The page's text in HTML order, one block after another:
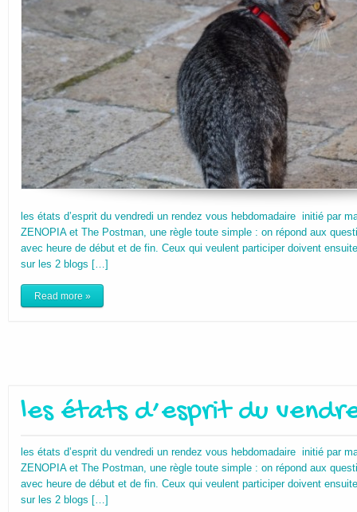
les états d’esprit du vendredi un rendez vous hebdomadaire initié par
ZENOPIA et The Postman, une règle toute simple : on répond aux
avec heure de début et de fin. Ceux qui veulent participer doivent
sur les 2 blogs […]
Read more »
les états d’esprit du
les états d’esprit du vendredi un rendez vous hebdomadaire initié par
ZENOPIA et The Postman, une règle toute simple : on répond aux
avec heure de début et de fin. Ceux qui veulent participer doivent
sur les 2 blogs […]